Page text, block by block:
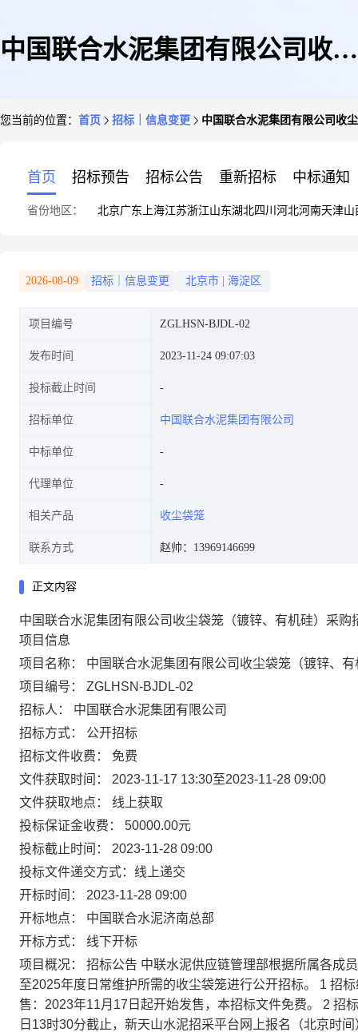
中国联合水泥集团有限公司收尘
您当前的位置： 首页 招标｜信息变更 中国联合水泥集团有限公司收
首页 招标预告 招标公告 重新招标 中标通知
省份地区： 北京广东 上海江苏浙江山东湖北四川 河北河南天津山
2026-08-09 招标｜信息变更 北京市 海淀区
项目编号 ZGLHSN-BJDL-02
发布时间 2023-11-24 09:07:03
投标截止时间
招标单位 中国联合水泥集团有限公司
中标单位
代理单位
相关产品 收尘袋笼
联系方式 赵帅：13969146699
正文内容
中国联合水泥集团有限公司收尘袋笼（镀锌、有机硅）采购
项目信息
项目名称：
中国联合水泥集团有限公司收尘袋笼（镀锌、
项目编号：
ZGLHSN-BJDL-02
招标人：
中国联合水泥集团有限公司
招标方式：
公开招标
招标文件收费：
免费
文件获取时间：
2023-11-17 13:30至2023-11-28 09:00
文件获取地点：
线上获取
投标保证金收费：
50000.00元
投标截止时间：
2023-11-28 09:00
投标文件递交方式： 线上递交
开标时间：
2023-11-28 09:00
开标地点：
中国联合水泥济南总部
开标方式：
线下开标
项目概况：
招标公告 中联水泥供应链管理部根据所属各成
至2025年度日常维护所需的收尘袋笼进行公开招标。 1 招
售：2023年11月17日起开始发售，本招标文件免费。 2 招
日13时30分截止，新天山水泥招采平台网上报名（北京时